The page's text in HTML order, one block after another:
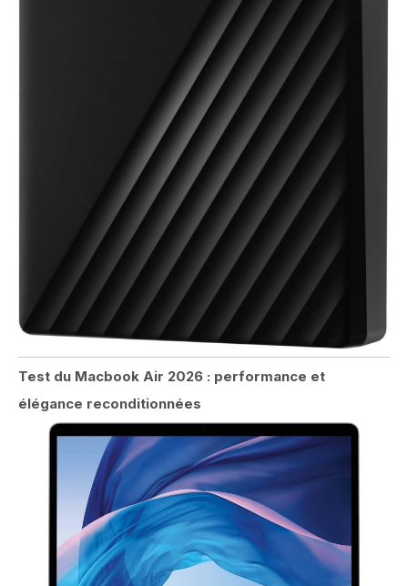
Test du Macbook Air 2026 : performance et
élégance reconditionnées